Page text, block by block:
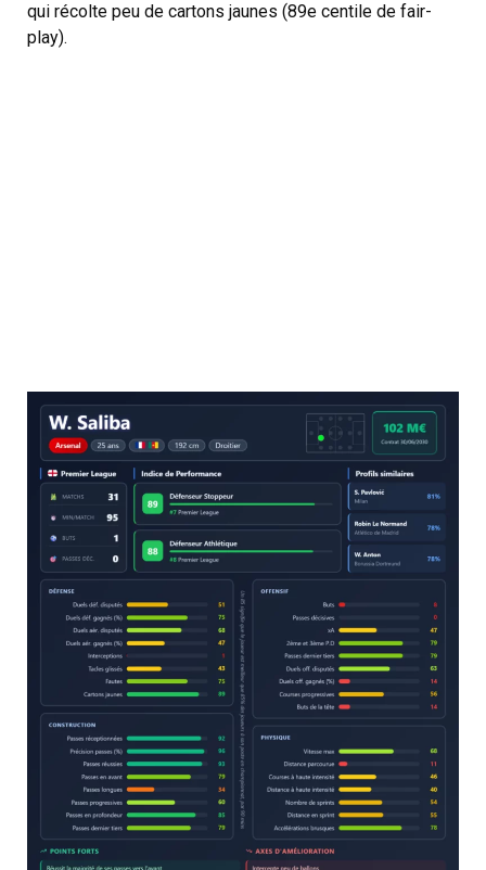
qui récolte peu de cartons jaunes (89e centile de fair-
play).